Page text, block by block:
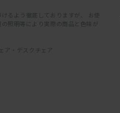
るよう徹底しておりますが、 お使
照明等により実際の商品と色味が
ア・デスクチェア